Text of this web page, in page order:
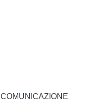
COMUNICAZIONE